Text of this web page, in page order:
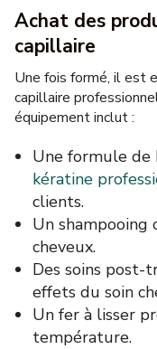
Achat des
capillaire
Une fois formé, il est
capillaire
équipement inclut :
Une formule de
kératine
clients.
Un
cheveux.
Des soins
effets du soin
Un fer à lisser
température.